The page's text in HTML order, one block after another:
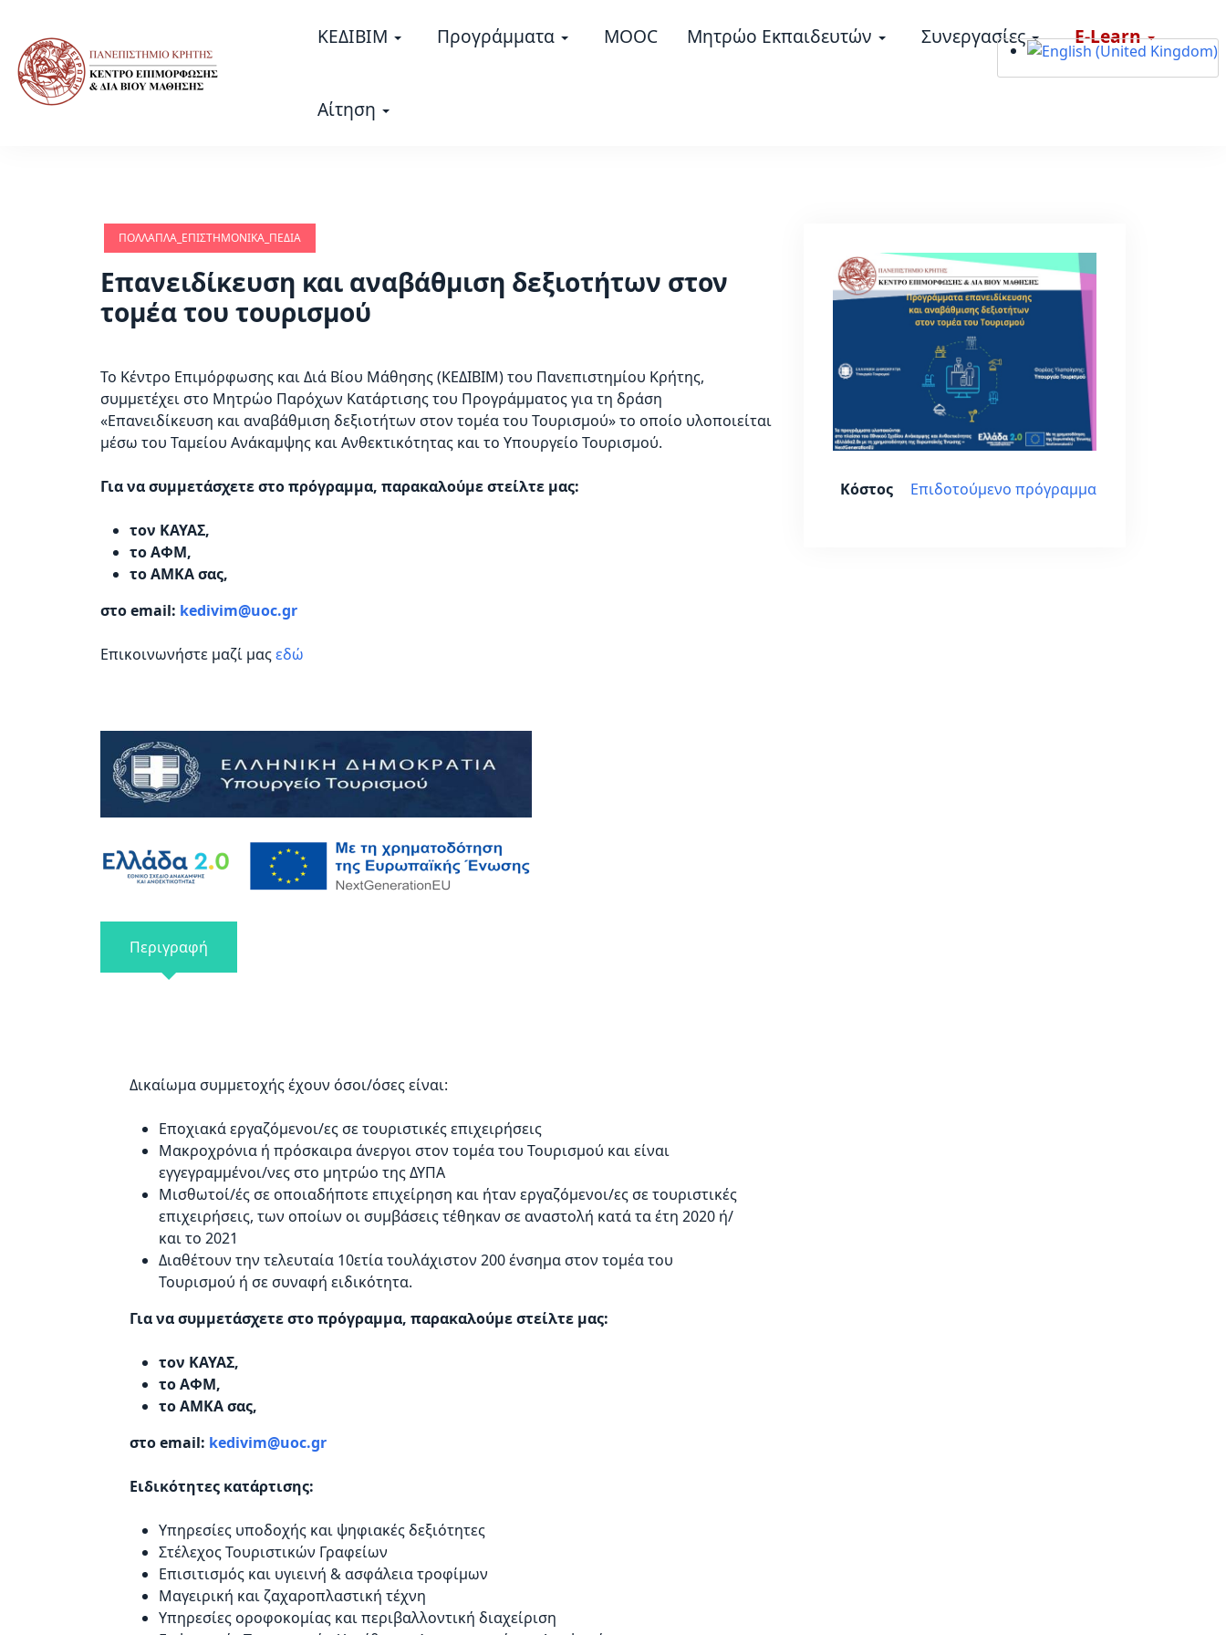
ιστότοπος
περιλαμβάνει
προσαρμόσετε
χρησιμοποιούν
προσβασιμότητας.
ΚΕΔΙΒΙΜ Προγράμματα MOOC Μητρώο Εκπαιδευτών Συνεργασίες E-Learn
Αίτηση
Κόστος Επιδοτούμενο πρόγραμμα
ΠΟΛΛΑΠΛΆ_ΕΠΙΣΤΗΜΟΝΙΚΆ_ΠΕΔΊΑ
Επανειδίκευση και αναβάθμιση δεξιοτήτων στον
τομέα του τουρισμού
Το Κέντρο Επιμόρφωσης και Διά Βίου Μάθησης (ΚΕΔΙΒΙΜ) του Πανεπιστημίου Κρήτης,
συμμετέχει στο Μητρώο Παρόχων Κατάρτισης του Προγράμματος για τη δράση
«Επανειδίκευση και αναβάθμιση δεξιοτήτων στον τομέα του Τουρισμού» το οποίο υλοποιείται
μέσω του Ταμείου Ανάκαμψης και Ανθεκτικότητας και το Υπουργείο Τουρισμού.
Για να συμμετάσχετε στο πρόγραμμα, παρακαλούμε στείλτε μας:
τον ΚΑΥΑΣ,
το ΑΦΜ,
το ΑΜΚΑ σας,
στο email: kedivim@uoc.gr
Επικοινωνήστε μαζί μαςεδώ
Περιγραφή
Δικαίωμα συμμετοχής έχουν όσοι/όσες είναι:
Εποχιακά εργαζόμενοι/ες σε τουριστικές επιχειρήσεις
Μακροχρόνια ή πρόσκαιρα άνεργοι στον τομέα του Τουρισμού και είναι
εγγεγραμμένοι/νες στο μητρώο της ΔΥΠΑ
Μισθωτοί/ές σε οποιαδήποτε επιχείρηση και ήταν εργαζόμενοι/ες σε τουριστικές
επιχειρήσεις, των οποίων οι συμβάσεις τέθηκαν σε αναστολή κατά τα έτη 2020 ή/
και το 2021
Διαθέτουν την τελευταία 10ετία τουλάχιστον 200 ένσημα στον τομέα του
Τουρισμού ή σε συναφή ειδικότητα.
Για να συμμετάσχετε στο πρόγραμμα, παρακαλούμε στείλτε μας:
τον ΚΑΥΑΣ,
το ΑΦΜ,
το ΑΜΚΑ σας,
στο email: kedivim@uoc.gr
Ειδικότητες κατάρτισης:
Υπηρεσίες υποδοχής και ψηφιακές δεξιότητες
Στέλεχος Τουριστικών Γραφείων
Επισιτισμός και υγιεινή & ασφάλεια τροφίμων
Μαγειρική και ζαχαροπλαστική τέχνη
Υπηρεσίες οροφοκομίας και περιβαλλοντική διαχείριση